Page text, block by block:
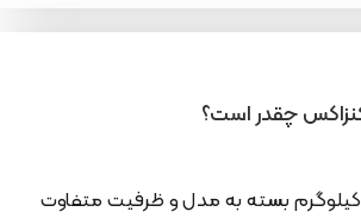
بین ۷۰۰ گرم تا ۲ کیلوگرم بسته به مدل و ظرفیت متفاوت